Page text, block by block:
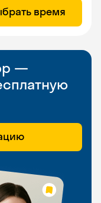
время
—